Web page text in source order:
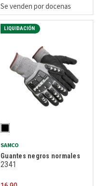
Se venden por docenas
LIQUIDACIÓN
SAMCO
Guantes negros normales
2341